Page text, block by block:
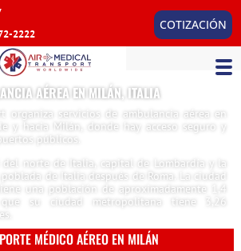
2222
COTIZACIÓN
AÉREA EN MILÁN, ITALIA
organiza servicios de ambulancia aérea en
y hacia Milán, donde hay acceso seguro y
públicos.
del norte de Italia, capital de Lombardía y la
de Italia después de Roma. La ciudad
una población de aproximadamente 1,4
que su ciudad metropolitana tiene 3,26
MÉDICO AÉREO EN MILÁN